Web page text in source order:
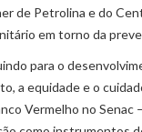
de Petrolina e do
em torno da
para o
a equidade e o
Vermelho no Senac